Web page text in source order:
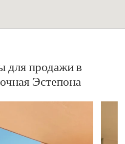
для продажи в
Эстепона